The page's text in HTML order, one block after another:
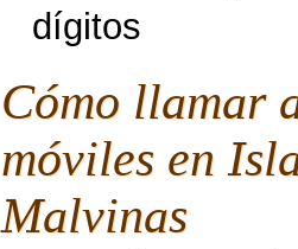
dígitos
Cómo llamar
móviles en
Malvinas